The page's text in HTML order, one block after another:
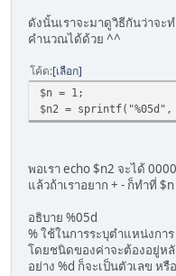
ดังนั้นเราจะมาดูวิธีกันว่าจะ
คำนวณได้ด้วย ^^
โค้ด เลือก
$n = 1;
$n2 =
พอเรา echo $n2 จะได้
แล้วถ้าเราอยาก + - ก็ทำที่
อธิบาย %05d
% ใช้ในการระบุตำแหน่งก
โดยชนิดของค่าจะต้องอยู่หลั
อย่าง %d ก็จะเป็นตัวเลข หรื